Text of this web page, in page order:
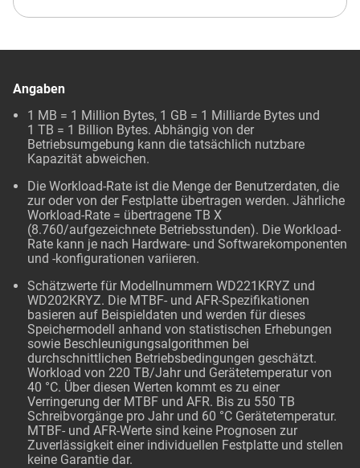
Angaben
1 MB = 1 Million Bytes, 1 GB = 1 Milliarde Bytes und
1 TB = 1 Billion Bytes. Abhängig von der
Betriebsumgebung kann die tatsächlich nutzbare
Kapazität abweichen.
Die Workload-Rate ist die Menge der Benutzerdaten, die
zur oder von der Festplatte übertragen werden. Jährliche
Workload-Rate = übertragene TB X
(8.760/aufgezeichnete Betriebsstunden). Die Workload-
Rate kann je nach Hardware- und Softwarekomponenten
und -konfigurationen variieren.
Schätzwerte für Modellnummern WD221KRYZ und
WD202KRYZ. Die MTBF- und AFR-Spezifikationen
basieren auf Beispieldaten und werden für dieses
Speichermodell anhand von statistischen Erhebungen
sowie Beschleunigungsalgorithmen bei
durchschnittlichen Betriebsbedingungen geschätzt.
Workload von 220 TB/Jahr und Gerätetemperatur von
40 °C. Über diesen Werten kommt es zu einer
Verringerung der MTBF und AFR. Bis zu 550 TB
Schreibvorgänge pro Jahr und 60 °C Gerätetemperatur.
MTBF- und AFR-Werte sind keine Prognosen zur
Zuverlässigkeit einer individuellen Festplatte und stellen
keine Garantie dar.